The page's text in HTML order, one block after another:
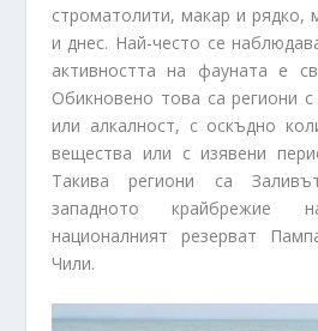
строматолити, макар и рядко,
и днес. Най-често се
активността на фауната е
Обикновено това са региони
или алкалност, с оскъдно
вещества или с изявени
Такива региони са
западното крайбрежие
националният резерват
Чили.